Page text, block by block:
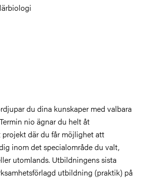
du dina kunskaper med valbara
nio ägnar du helt åt
projekt där du får möjlighet att
inom det specialområde du valt,
utomlands. Utbildningens sista
utbildning (praktik) på